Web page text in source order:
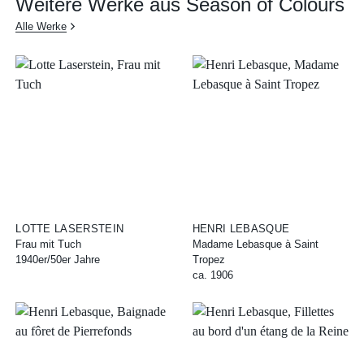
Weitere Werke aus Season of Colours
Alle Werke
LOTTE LASERSTEIN
Frau mit Tuch
1940er/50er Jahre
HENRI LEBASQUE
Madame Lebasque à Saint
Tropez
ca. 1906